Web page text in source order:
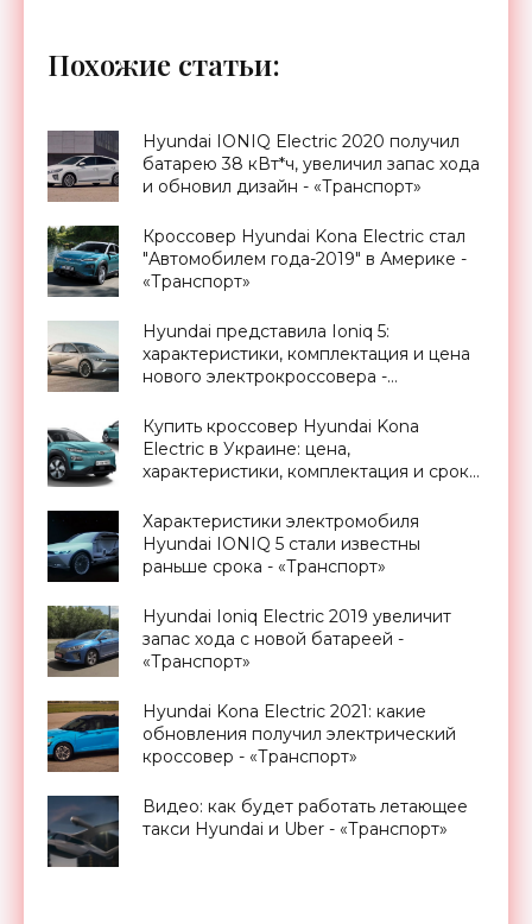
Похожие статьи:
Hyundai IONIQ Electric 2020 получил
батарею 38 кВт*ч, увеличил запас хода
и обновил дизайн - «Транспорт»
Кроссовер Hyundai Kona Electric стал
"Автомобилем года-2019" в Америке -
«Транспорт»
Hyundai представила Ioniq 5:
характеристики, комплектация и цена
нового электрокроссовера -
Купить кроссовер Hyundai Kona
Electric в Украине: цена,
характеристики, комплектация и сроки
официально - «Транспорт»
Характеристики электромобиля
Hyundai IONIQ 5 стали известны
раньше срока - «Транспорт»
Hyundai Ioniq Electric 2019 увеличит
запас хода с новой батареей -
«Транспорт»
Hyundai Kona Electric 2021: какие
обновления получил электрический
кроссовер - «Транспорт»
Видео: как будет работать летающее
такси Hyundai и Uber - «Транспорт»